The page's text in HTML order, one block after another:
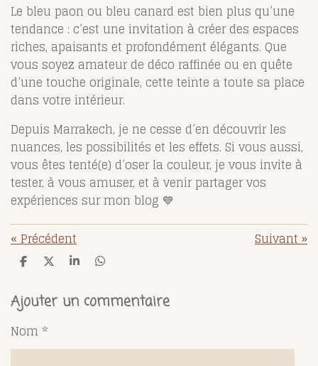
Le bleu paon ou bleu canard est bien plus qu’une
tendance : c’est une invitation à créer des espaces
riches, apaisants et profondément élégants. Que
vous soyez amateur de déco raffinée ou en quête
d’une touche originale, cette teinte a toute sa place
dans votre intérieur.
Depuis Marrakech, je ne cesse d’en découvrir les
nuances, les possibilités et les effets. Si vous aussi,
vous êtes tenté(e) d’oser la couleur, je vous invite à
tester, à vous amuser, et à venir partager vos
expériences sur mon blog 💙
«Précédent Suivant»
P
t
a
e
r
P
t
a
r
P
t
a
r
P
t
a
r
Ajouter un commentaire
Nom *